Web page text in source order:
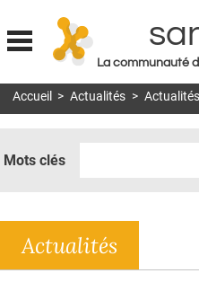
Jump to
La communauté
MON COMPTE
DOSSIERS
RÉSEAUX
Accueil > Actualités > Actualités
Mots clés
Actualités